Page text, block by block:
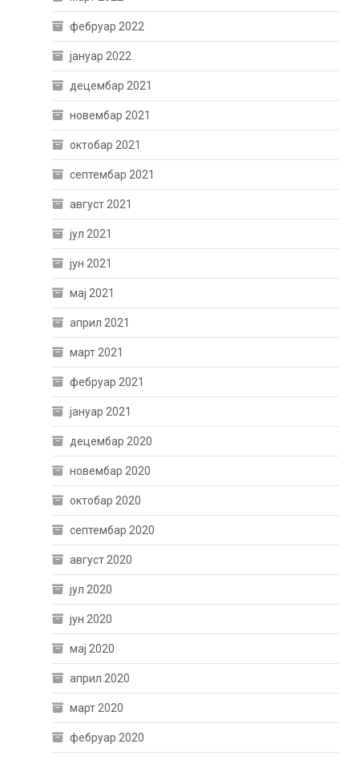
фебруар 2022
јануар 2022
децембар 2021
новембар 2021
октобар 2021
септембар 2021
август 2021
јул 2021
јун 2021
мај 2021
април 2021
март 2021
фебруар 2021
јануар 2021
децембар 2020
новембар 2020
октобар 2020
септембар 2020
август 2020
јул 2020
јун 2020
мај 2020
април 2020
март 2020
фебруар 2020